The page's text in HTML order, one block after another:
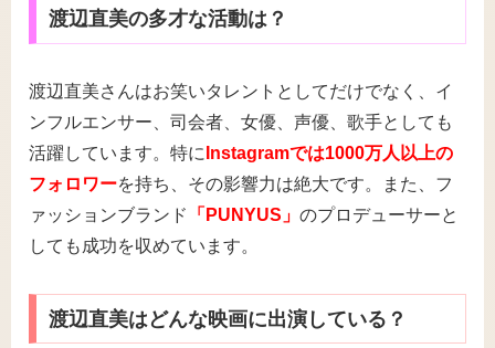
渡辺直美の多才な活動は？
渡辺直美さんはお笑いタレントとしてだけでなく、イ
ンフルエンサー、司会者、女優、声優、歌手としても
活躍しています。特に Instagramでは1000万人以上の
フォロワーを持ち、その影響力は絶大です。また、フ
ァッションブランド
「PUNYUS」 のプロデューサーと
しても成功を収めています。
渡辺直美はどんな映画に出演している？